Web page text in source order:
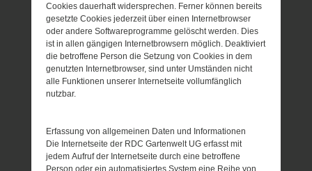
Cookies dauerhaft widersprechen. Ferner können bereits
gesetzte Cookies jederzeit über einen Internetbrowser
oder andere Softwareprogramme gelöscht werden. Dies
ist in allen gängigen Internetbrowsern möglich. Deaktiviert
die betroffene Person die Setzung von Cookies in dem
genutzten Internetbrowser, sind unter Umständen nicht
alle Funktionen unserer Internetseite vollumfänglich
nutzbar.
Erfassung von allgemeinen Daten und Informationen
Die Internetseite der RDC Gartenwelt UG erfasst mit
jedem Aufruf der Internetseite durch eine betroffene
Person oder ein automatisiertes System eine Reihe von